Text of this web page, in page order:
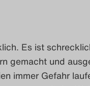
Es ist
gemacht und
immer Gefahr